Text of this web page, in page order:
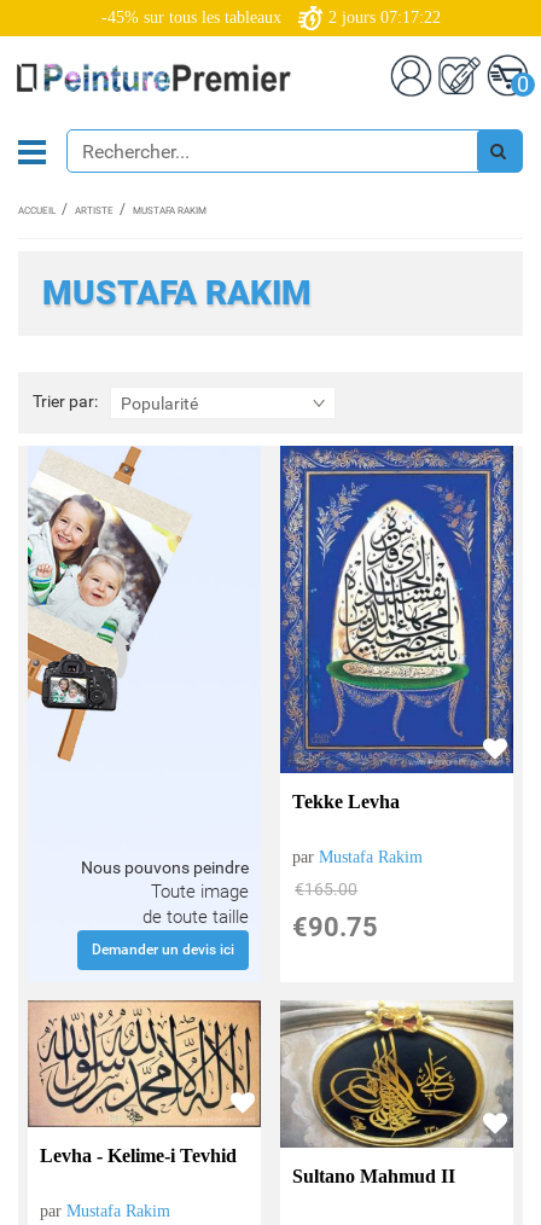
-45% sur tous les tableaux 2 jours 07:17:22
0
ACCUEIL ARTISTE MUSTAFA RAKIM
MUSTAFA RAKIM
Trier par: Popularité
Trier
par:
Nous pouvons peindre
Toute image
de toute taille
Demander un devis ici
Tekke Levha
parMustafa Rakim
€165.00
€90.75
Levha - Kelime-i Tevhid
parMustafa Rakim
Sultano Mahmud II